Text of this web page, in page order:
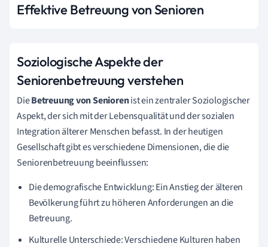
Effektive Betreuung von Senioren
Soziologische Aspekte der
Seniorenbetreuung verstehen
DieBetreuung von Seniorenist ein zentraler Soziologischer
Aspekt, der sich mit der Lebensqualität und der sozialen
Integration älterer Menschen befasst. In der heutigen
Gesellschaft gibt es verschiedene Dimensionen, die die
Seniorenbetreuung beeinflussen:
Die demografische Entwicklung: Ein Anstieg der älteren
Bevölkerung führt zu höheren Anforderungen an die
Betreuung.
Kulturelle Unterschiede: Verschiedene Kulturen haben